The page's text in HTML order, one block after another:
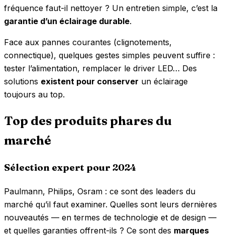
fréquence faut-il nettoyer ? Un entretien simple, c’est la
garantie d’un éclairage durable.
Face aux pannes courantes (clignotements,
connectique), quelques gestes simples peuvent suffire :
tester l’alimentation, remplacer le driver LED… Des
solutions existent pour conserver un éclairage
toujours au top.
Top des produits phares du
marché
Sélection expert pour 2024
Paulmann, Philips, Osram : ce sont des leaders du
marché qu’il faut examiner. Quelles sont leurs dernières
nouveautés — en termes de technologie et de design —
et quelles garanties offrent-ils ? Ce sont des marques